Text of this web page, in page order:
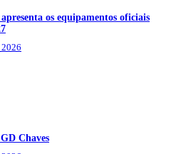
os equipamentos oficiais
Chaves